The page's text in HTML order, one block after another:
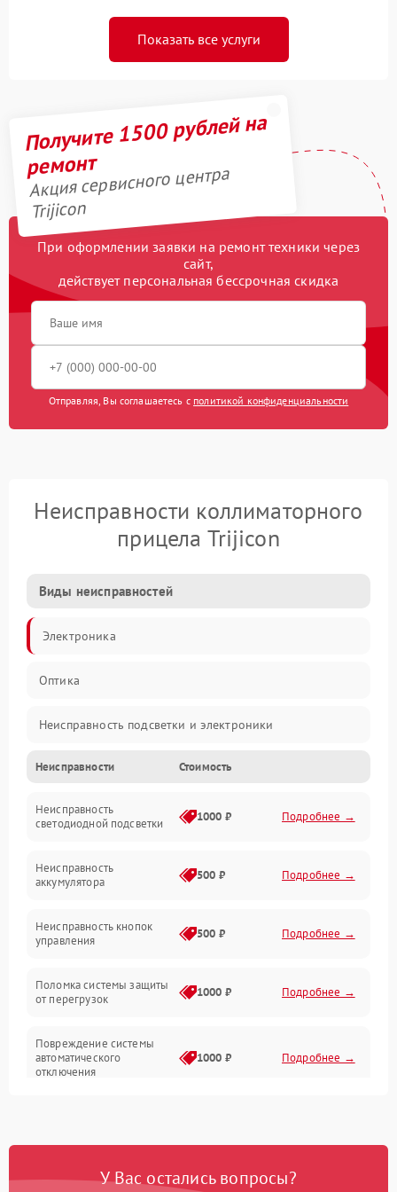
Показать все услуги
Получите 1500 рублей на
ремонт
Акция сервисного центра
Trijicon
При оформлении заявки на ремонт техники через
сайт,
действует персональная бессрочная скидка
Отправляя, Вы соглашаетесь с политикой конфиденциальности
Неисправности коллиматорного
прицела Trijicon
Виды неисправностей
Электроника
Оптика
Неисправность подсветки и электроники
Неисправность изображения
Электропитание
Прочие неисправности
Неисправность управления
Неисправности Стоимость
Неисправность
светодиодной подсветки
1000 ₽ Подробнее →
Неисправность
аккумулятора
500 ₽ Подробнее →
Неисправность кнопок
управления
500 ₽ Подробнее →
Поломка системы защиты
от перегрузок
1000 ₽ Подробнее →
Повреждение системы
автоматического
отключения
1000 ₽ Подробнее →
замыкания
Повреждение системыУ Вас остались вопросы?